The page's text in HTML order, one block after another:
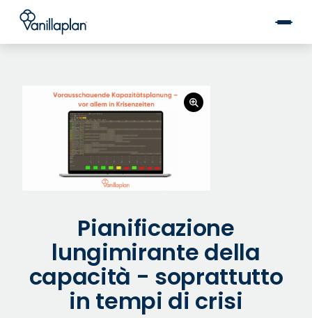
®
Pianificazione
lungimirante della
capacità - soprattutto
in tempi di crisi